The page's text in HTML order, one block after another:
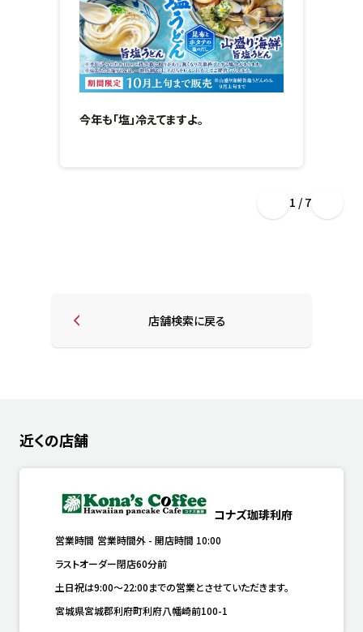
今年も「塩」冷えてますよ。
1 / 7
店舗検索に戻る
近くの店舗
コナズ珈琲利府
営業時間 営業時間外 - 開店時間 10:00
ラストオーダー閉店60分前
土日祝は9:00～22:00までの営業とさせていただきます。
宮城県宮城郡利府町利府八幡崎前100-1